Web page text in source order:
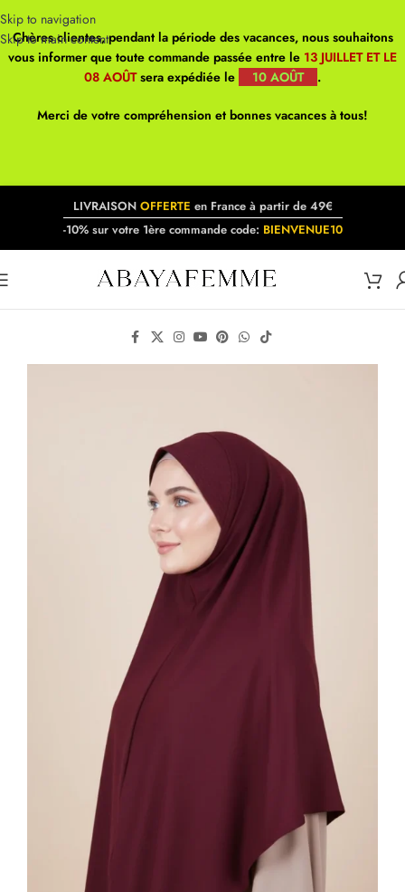
Skip to navigation
Skip to main content
Chères clientes, pendant la période des vacances, nous souhaitons
vous informer que toute commande passée entre le 13 JUILLET ET LE
08 AOÛTsera expédiée le 10 AOÛT .
Merci de votre compréhension et bonnes vacances à tous!
LIVRAISON OFFERTE en France à partir de 49€
-10% sur votre 1ère commande code: BIENVENUE10